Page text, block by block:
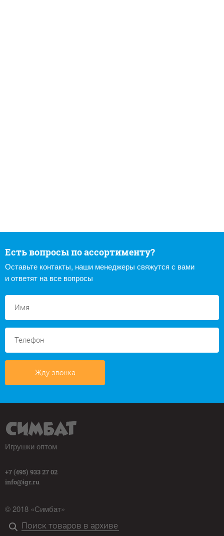
Есть вопросы по ассортименту?
Оставьте контакты, наши менеджеры свяжутся с вами
и ответят на все вопросы
Жду звонка
Игрушки оптом
+7 (495) 933 27 02
info@igr.ru
© 2018 «Симбат»